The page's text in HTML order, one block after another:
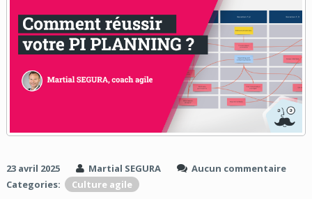
23 avril 2025 Martial SEGURA
Aucun commentaire
Categories:
Culture agile